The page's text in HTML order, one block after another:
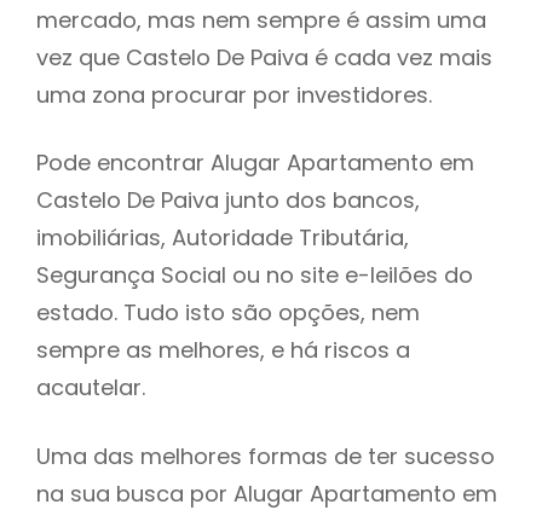
mercado, mas nem sempre é assim uma
vez que Castelo De Paiva é cada vez mais
uma zona procurar por investidores.
Pode encontrar Alugar Apartamento em
Castelo De Paiva junto dos bancos,
imobiliárias, Autoridade Tributária,
Segurança Social ou no site e-leilões do
estado. Tudo isto são opções, nem
sempre as melhores, e há riscos a
acautelar.
Uma das melhores formas de ter sucesso
na sua busca por Alugar Apartamento em